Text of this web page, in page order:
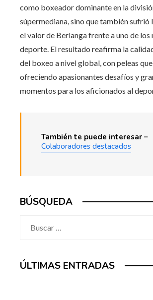
como boxeador dominante en la
súpermediana, sino que también sufrió
el valor de Berlanga frente a uno de los
deporte. El resultado reafirma la
del boxeo a nivel global, con peleas
ofreciendo apasionantes desafíos y
momentos para los aficionados al
También te puede interesar –
Colaboradores destacados
BÚSQUEDA
ÚLTIMAS ENTRADAS